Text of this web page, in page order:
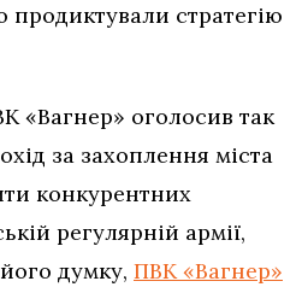
стратегію
«Вагнер» оголосив так
за захоплення міста
конкурентних
регулярній армії,
думку, ПВК «Вагнер»